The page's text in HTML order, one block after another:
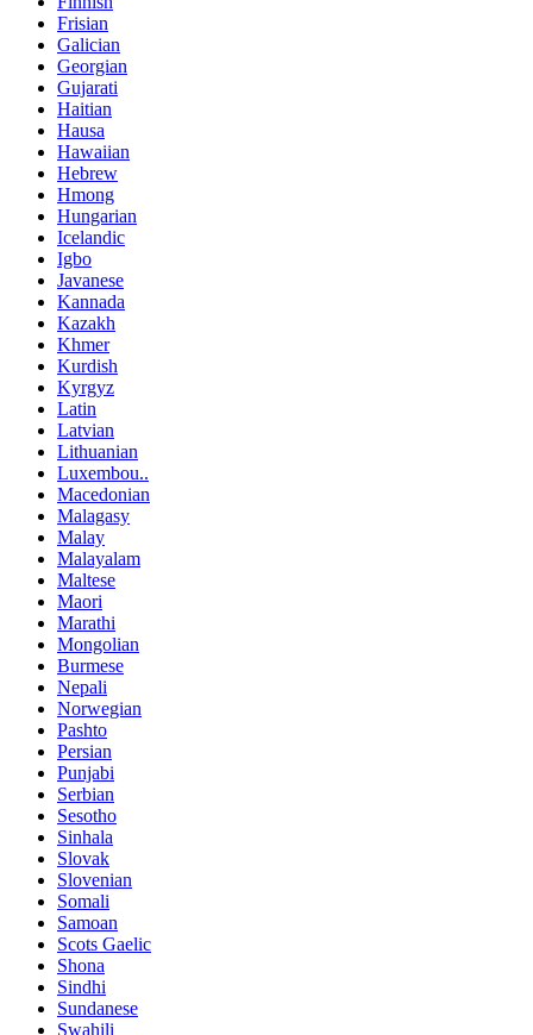
Frisian
Galician
Georgian
Gujarati
Haitian
Hausa
Hawaiian
Hebrew
Hmong
Hungarian
Icelandic
Igbo
Javanese
Kannada
Kazakh
Khmer
Kurdish
Kyrgyz
Latin
Latvian
Lithuanian
Luxembou..
Macedonian
Malagasy
Malay
Malayalam
Maltese
Maori
Marathi
Mongolian
Burmese
Nepali
Norwegian
Pashto
Persian
Punjabi
Serbian
Sesotho
Sinhala
Slovak
Slovenian
Somali
Samoan
Scots Gaelic
Shona
Sindhi
Sundanese
Swahili